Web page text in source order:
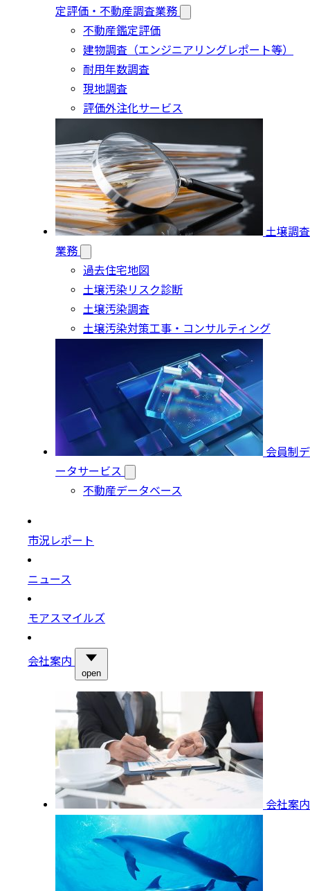
定評価・不動産調査業務
不動産鑑定評価
建物調査（エンジニアリングレポート等）
耐用年数調査
現地調査
評価外注化サービス
土壌調査
業務
過去住宅地図
土壌汚染リスク診断
土壌汚染調査
土壌汚染対策工事・コンサルティング
会員制デ
ータサービス
不動産データベース
市況レポート
ニュース
モアスマイルズ
会社案内
open
会社案内